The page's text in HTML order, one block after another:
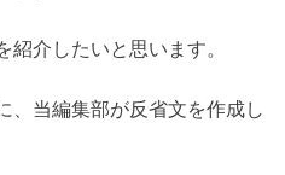
紹介したいと思います。
、当編集部が反省文を作成し